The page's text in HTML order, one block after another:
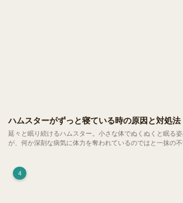
ハムスターがずっと寝ている時の原因と対処法
延々と眠り続けるハムスター。小さな体でぬくぬくと眠る
が、何か深刻な病気に体力を奪われているのではと一抹の
4